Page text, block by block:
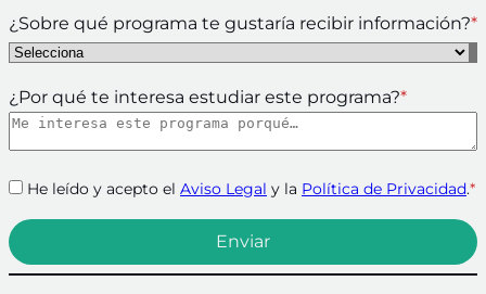
¿Sobre qué programa te gustaría recibir información?*
¿Por qué te interesa estudiar este programa?*
He leído y acepto el Aviso Legal y la Política de Privacidad.*